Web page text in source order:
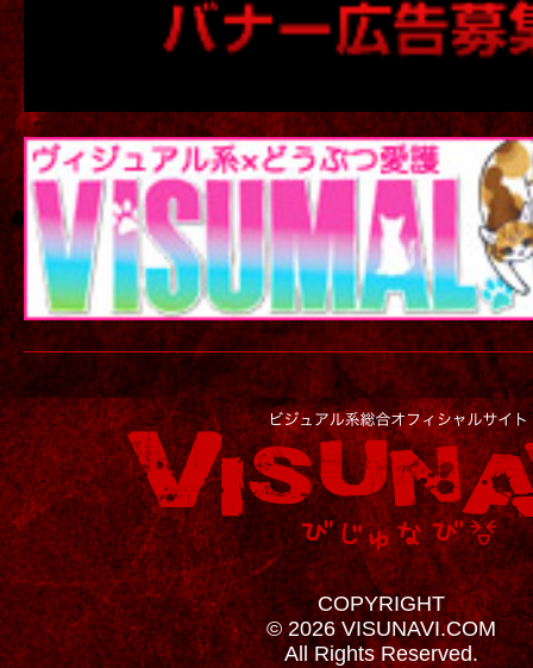
COPYRIGHT
© 2026 VISUNAVI.COM
All Rights Reserved.